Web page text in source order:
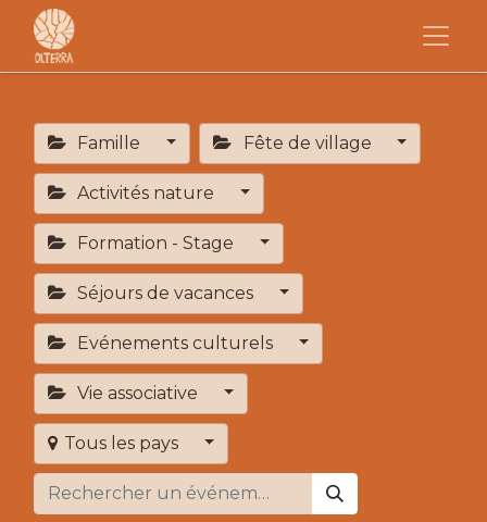
Famille Fête de village
Activités nature
Formation - Stage
Séjours de vacances
Evénements culturels
Vie associative
Tous les pays